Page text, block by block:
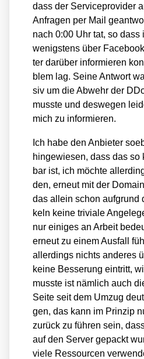
dass der Ser­vice­pro­vi­der
Anfra­gen per Mail
nach 0:00 Uhr tat, so
wenigs­tens über
ter dar­über infor­mie­ren
blem lag. Sei­ne Ant­wort
siv um die Abwehr der
muss­te und des­we­gen
mich zu infor­mie­ren.
Ich habe den Anbie­ter
hin­ge­wie­sen, dass das
bar ist, ich möch­te
den, erneut mit der
das allein schon auf­grund
keln kei­ne tri­via­le
nur eini­ges an Arbeit
erneut zu einem Aus­fall
aller­dings nichts ande­res
kei­ne Bes­se­rung ein­tritt,
muss­te ist näm­lich auch
Sei­te seit dem Umzug
gen, das kann im Prin­zip
zurück zu füh­ren sein,
auf den Ser­ver gepackt
vie­le Res­sour­cen